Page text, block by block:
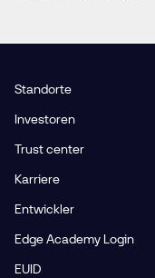
Standorte
Investoren
Trust center
Karriere
Entwickler
Edge Academy Login
EUID